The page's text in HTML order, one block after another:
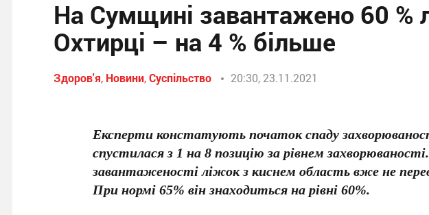
На Сумщині завантажено 60 %
Охтирці – на 4 % більше
Здоров'я, Новини,Суспільство 20:30, 23.11.2021
Експерти констатують початок спаду
спустилася з 1 на 8 позицію за рівнем
завантаженості ліжок з киснем область вже не
При нормі 65% він знаходиться на рівні 60%.